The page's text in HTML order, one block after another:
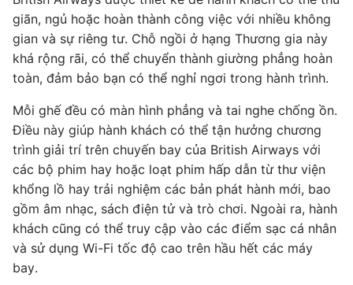
giãn, ngủ hoặc hoàn thành công việc với nhiều không
gian và sự riêng tư. Chỗ ngồi ở hạng Thương gia này
khá rộng rãi, có thể chuyển thành giường phẳng hoàn
toàn, đảm bảo bạn có thể nghỉ ngơi trong hành trình.
Mỗi ghế đều có màn hình phẳng và tai nghe chống ồn.
Điều này giúp hành khách có thể tận hưởng chương
trình giải trí trên chuyến bay của British Airways với
các bộ phim hay hoặc loạt phim hấp dẫn từ thư viện
khổng lồ hay trải nghiệm các bản phát hành mới, bao
gồm âm nhạc, sách điện tử và trò chơi. Ngoài ra, hành
khách cũng có thể truy cập vào các điểm sạc cá nhân
và sử dụng Wi-Fi tốc độ cao trên hầu hết các máy
bay.